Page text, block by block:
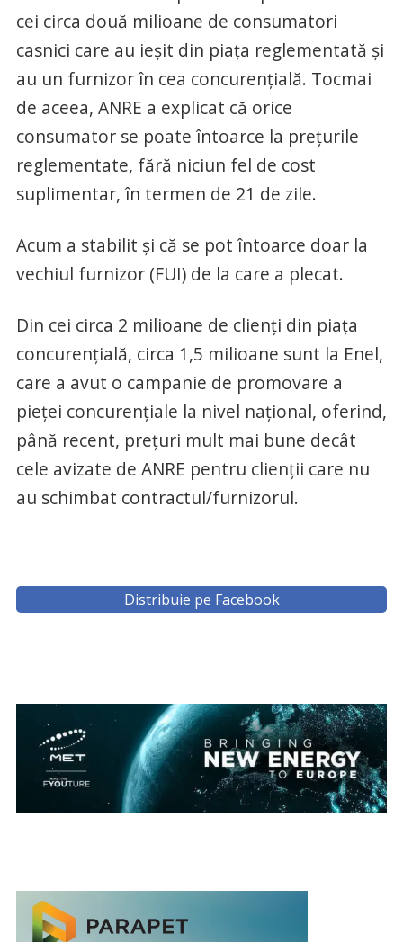
cei circa două milioane de consumatori
casnici care au ieşit din piaţa reglementată şi
au un furnizor în cea concurenţială. Tocmai
de aceea, ANRE a explicat că orice
consumator se poate întoarce la preţurile
reglementate, fără niciun fel de cost
suplimentar, în termen de 21 de zile.
Acum a stabilit şi că se pot întoarce doar la
vechiul furnizor (FUI) de la care a plecat.
Din cei circa 2 milioane de clienţi din piaţa
concurenţială, circa 1,5 milioane sunt la Enel,
care a avut o campanie de promovare a
pieţei concurenţiale la nivel naţional, oferind,
până recent, preţuri mult mai bune decât
cele avizate de ANRE pentru clienţii care nu
au schimbat contractul/furnizorul.
Distribuie pe Facebook